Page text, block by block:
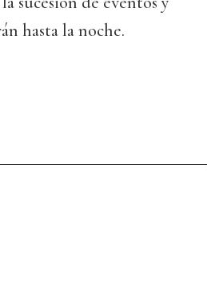
hasta la noche.